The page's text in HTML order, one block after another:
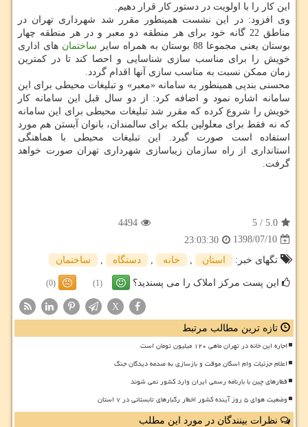
این كار را با اولویت در دستور كار قرار دهیم.
وی افزود: در این نشست همینطور مقرر شد شهرداری تهران در
مناطق 22 گانه خود برای هر منطقه دو معبر و در هر منطقه چهار
بوستان یعنی مجموعا 88 بوستان به همراه سایر
ساختمان های اداری
خویش را برای مناسب سازی شناسایی و احصا كند تا در كمترین
زمان ممكن نسبت به مناسب سازی آنها اقدام گردد.
محسنی بندپی همینطور به سامانه «معبر» و تبلیغات محیطی برای این
سامانه اشاره نمود و اضافه كرد: از دو سال قبل این سامانه كار
خویش را شروع كرده كه مقرر شد تبلیغات محیطی برای این سامانه
كه نه فقط برای معلولین بلكه برای سالمندان، بانوان آبستن هم مورد
استفاده است صورت گیرد. این تبلیغات محیطی با هماهنگی
استانداری از راه سازمان زیباسازی شهرداری تهران صورت خواهد
گرفت.
5.0
/
5
4494
1398/07/10
23:03:30
تگهای خبر:
استان , خانه , دستگاه , ساختمان
این پست مرکز املاک را می پسندید؟ (1)
(0)
X
تازه ترین مطالب مرتبط
اجاره این خانه در تهران ماهی ۱۲۰ میلیون تومان است
اعلام جزئیات وام اسکان موقت و بازسازی به صدمه دیدگان جنگ
قطارهای چین با بارنامه رسمی ایران وارد کشور نمی شوند
وضعیت هوای ۵ روز آینده کشور اخطار رگبارهای تابستانی در ۷ استان
نظرات بینندگان در مورد این مطلب